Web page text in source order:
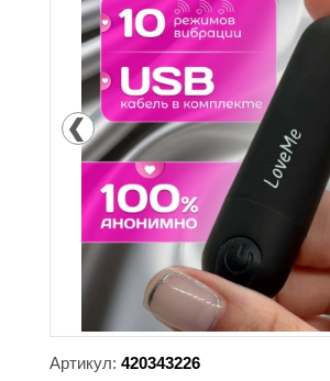
Артикул: 420343226